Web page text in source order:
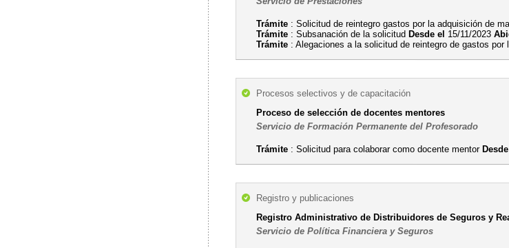
Trámite : Solicitud de reintegro gastos por la adquisición de
Trámite : Subsanación de la solicitud Desde el 15/11/2023
Trámite : Alegaciones a la solicitud de reintegro de gastos
Procesos selectivos y de capacitación
Proceso de selección de docentes mentores
Servicio de Formación Permanente del Profesorado
Trámite : Solicitud para colaborar como docente mentor Desde
Registro y publicaciones
Registro Administrativo de Distribuidores de Seguros y
Servicio de Política Financiera y Seguros